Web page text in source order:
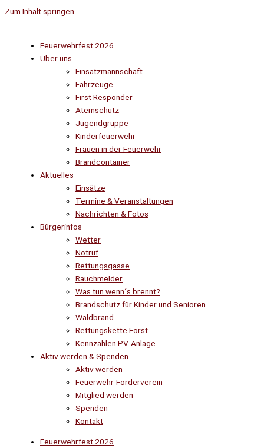
Zum Inhalt springen
Feuerwehrfest 2026
Über uns
Einsatzmannschaft
Fahrzeuge
First Responder
Atemschutz
Jugendgruppe
Kinderfeuerwehr
Frauen in der Feuerwehr
Brandcontainer
Aktuelles
Einsätze
Termine & Veranstaltungen
Nachrichten & Fotos
Bürgerinfos
Wetter
Notruf
Rettungsgasse
Rauchmelder
Was tun wenn´s brennt?
Brandschutz für Kinder und Senioren
Waldbrand
Rettungskette Forst
Kennzahlen PV-Anlage
Aktiv werden & Spenden
Aktiv werden
Feuerwehr-Förderverein
Mitglied werden
Spenden
Kontakt
Feuerwehrfest 2026